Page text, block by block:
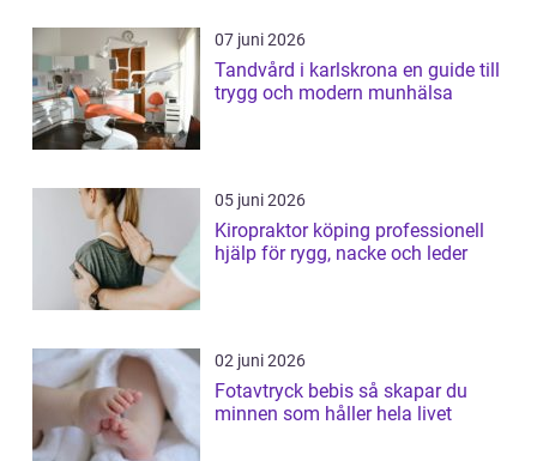
07 juni 2026
Tandvård i karlskrona en guide till
trygg och modern munhälsa
05 juni 2026
Kiropraktor köping professionell
hjälp för rygg, nacke och leder
02 juni 2026
Fotavtryck bebis så skapar du
minnen som håller hela livet